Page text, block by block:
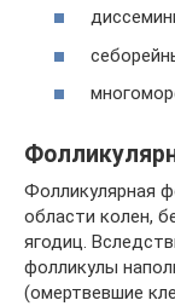
Фолликулярная
области колен,
ягодиц.
фолликулы
(омертвевшие